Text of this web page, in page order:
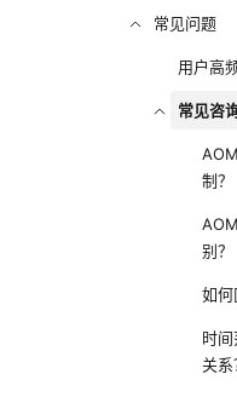
常见问题
用户高
常见咨
制？
别？
如何
时
关系